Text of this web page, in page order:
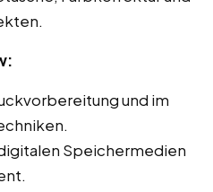
und im
Speichermedien